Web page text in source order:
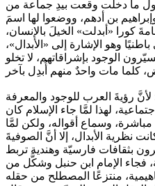
أول ما دخلت وقعت بيدِ جماعة من
بن أدهم، ووضعوا لها اسمَ
كورا «أبدلت» الخيلَ بالإنسان،
وهو الإشارة إلى «الأبدال»،
الوجود بإشراقاتهم، لا تخلو
رؤيةَ العرب للوجود والمعرفة
لهذا لمَّا جاء الإسلام كان
وسماع أقواله، ولكن لمَّا
نظرية الأبدال، إلا أنَّ الصوفيةَ
بثقافات فارسيّة وهندية تربط
فجاء الإمام ابن حنبل وشكَّل من
منتزعًا المصطلح من حقله